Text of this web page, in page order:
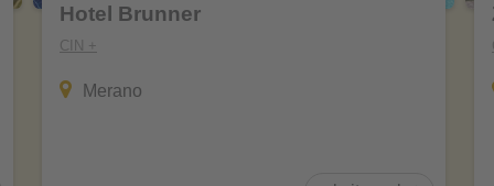
Hotel Brunner
CIN +
Merano